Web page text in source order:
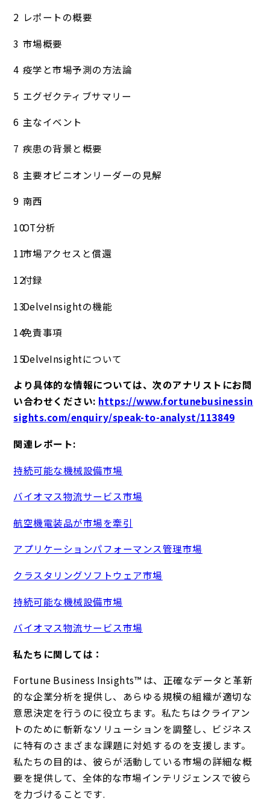
レポートの概要
市場概要
疫学と市場予測の方法論
エグゼクティブサマリー
主なイベント
疾患の背景と概要
主要オピニオンリーダーの見解
南西
OT分析
市場アクセスと償還
付録
DelveInsightの機能
免責事項
DelveInsightについて
より具体的な情報については、次のアナリストにお問
い合わせください: https://www.fortunebusinessin
sights.com/enquiry/speak-to-analyst/113849
関連レポート:
持続可能な機械設備市場
バイオマス物流サービス市場
航空機電装品が市場を牽引
アプリケーションパフォーマンス管理市場
クラスタリングソフトウェア市場
持続可能な機械設備市場
バイオマス物流サービス市場
私たちに関しては：
Fortune Business Insights™ は、正確なデータと革新
的な企業分析を提供し、あらゆる規模の組織が適切な
意思決定を行うのに役立ちます。私たちはクライアン
トのために斬新なソリューションを調整し、ビジネス
に特有のさまざまな課題に対処するのを支援します。
私たちの目的は、彼らが活動している市場の詳細な概
要を提供して、全体的な市場インテリジェンスで彼ら
を力づけることです.